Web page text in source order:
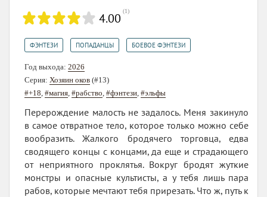
4.00 (1)
ФЭНТЕЗИ ПОПАДАНЦЫ БОЕВОЕ ФЭНТЕЗИ
Год выхода: 2026
Серия: Хозяин оков (#13)
#+18, #магия, #рабство, #фэнтези, #эльфы
Перерождение малость не задалось. Меня закинуло
в самое отвратное тело, которое только можно себе
вообразить. Жалкого бродячего торговца, едва
сводящего концы с концами, да еще и страдающего
от неприятного проклятья. Вокруг бродят жуткие
монстры и опасные культисты, а у тебя лишь пара
рабов, которые мечтают тебя прирезать. Что ж, путь к